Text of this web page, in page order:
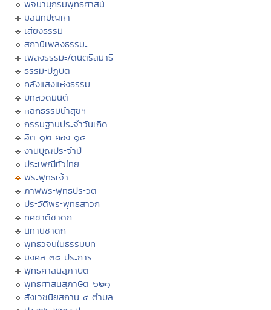
พจนานุกรมพุทธศาสน์
มิลินทปัญหา
เสียงธรรม
สถานีเพลงธรรมะ
เพลงธรรมะ/ดนตรีสมาธิ
ธรรมะปฏิบัติ
คลังแสงแห่งธรรม
บทสวดมนต์
หลักธรรมนำสุขฯ
กรรมฐานประจำวันเกิด
ฮีต ๑๒ คอง ๑๔
งานบุญประจำปี
ประเพณีทั่วไทย
พระพุทธเจ้า
ภาพพระพุทธประวัติ
ประวัติพระพุทธสาวก
ทศชาติชาดก
นิทานชาดก
พุทธวจนในธรรมบท
มงคล ๓๘ ประการ
พุทธศาสนสุภาษิต
พุทธศาสนสุภาษิต ๖๒๑
สังเวชนียสถาน ๔ ตำบล